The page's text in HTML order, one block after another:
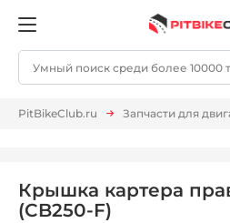
PitBikeClub.ru Запчасти для
Крышка картера
(CB250-F)